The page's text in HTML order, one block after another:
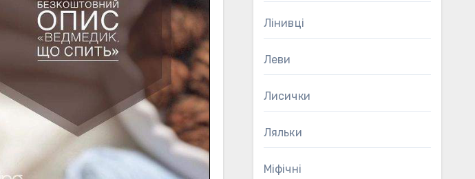
Лінивці
Леви
Лисички
Ляльки
Міфічні